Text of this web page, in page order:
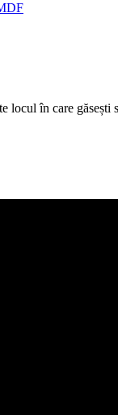
în care găsești